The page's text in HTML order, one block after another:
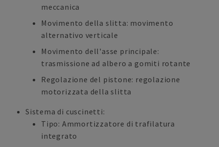
meccanica
Movimento della slitta: movimento
alternativo verticale
Movimento dell'asse principale:
trasmissione ad albero a gomiti rotante
Regolazione del pistone: regolazione
motorizzata della slitta
Sistema di cuscinetti:
Tipo: Ammortizzatore di trafilatura
integrato